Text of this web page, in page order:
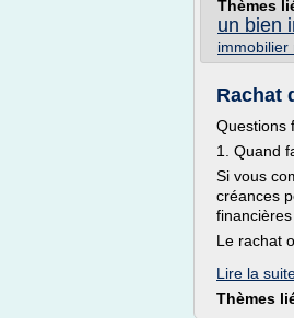
Thèmes
un bien
immobilier
Rachat
Questions
1. Quand
Si vous
créances
Le rachat
Lire la
Thèmes